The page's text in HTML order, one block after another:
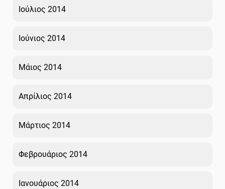
Ιούλιος 2014
Ιούνιος 2014
Μάιος 2014
Απρίλιος 2014
Μάρτιος 2014
Φεβρουάριος 2014
Ιανουάριος 2014